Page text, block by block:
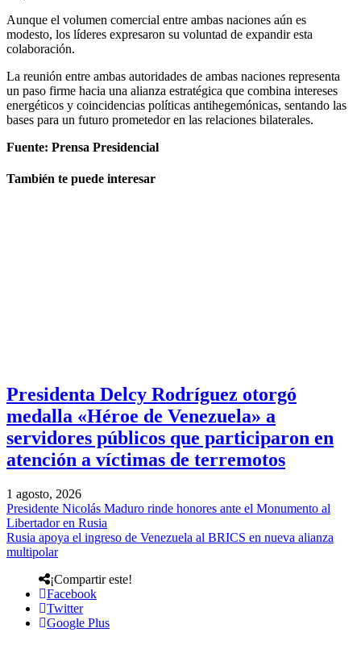
Aunque el volumen comercial entre ambas naciones aún es
modesto, los líderes expresaron su voluntad de expandir esta
colaboración.
La reunión entre ambas autoridades de ambas naciones representa
un paso firme hacia una alianza estratégica que combina intereses
energéticos y coincidencias políticas antihegemónicas, sentando las
bases para un futuro prometedor en las relaciones bilaterales.
Fuente: Prensa Presidencial
También te puede interesar
Presidenta Delcy Rodríguez otorgó
medalla «Héroe de Venezuela» a
servidores públicos que participaron en
atención a víctimas de terremotos
1 agosto, 2026
Presidente Nicolás Maduro rinde honores ante el Monumento al
Libertador en Rusia
Rusia apoya el ingreso de Venezuela al BRICS en nueva alianza
multipolar
¡Compartir este!
Facebook
Twitter
Google Plus